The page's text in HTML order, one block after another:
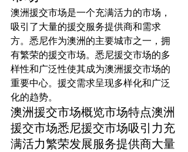
澳洲援交市场是一个充满活力的市场，
吸引了大量的援交服务提供商和需求
方。悉尼作为澳洲的主要城市之一，拥
有繁荣的援交市场。悉尼援交市场的多
样性和广泛性使其成为澳洲援交市场的
重要中心。援交需求呈现多样化和广泛
化的趋势。
澳洲援交市场概览市场特点澳洲
援交市场悉尼援交市场吸引力充
满活力繁荣发展服务提供商大量